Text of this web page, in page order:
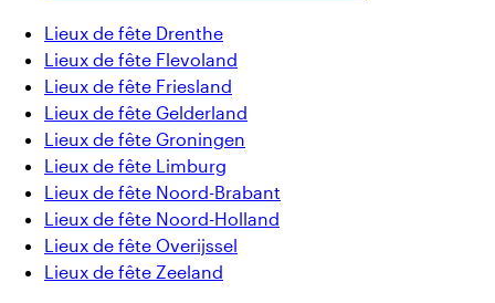
Lieux de fête Drenthe
Lieux de fête Flevoland
Lieux de fête Friesland
Lieux de fête Gelderland
Lieux de fête Groningen
Lieux de fête Limburg
Lieux de fête Noord-Brabant
Lieux de fête Noord-Holland
Lieux de fête Overijssel
Lieux de fête Zeeland